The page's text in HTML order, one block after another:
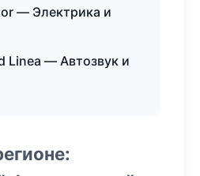
— Электрика и
Linea — Автозвук и